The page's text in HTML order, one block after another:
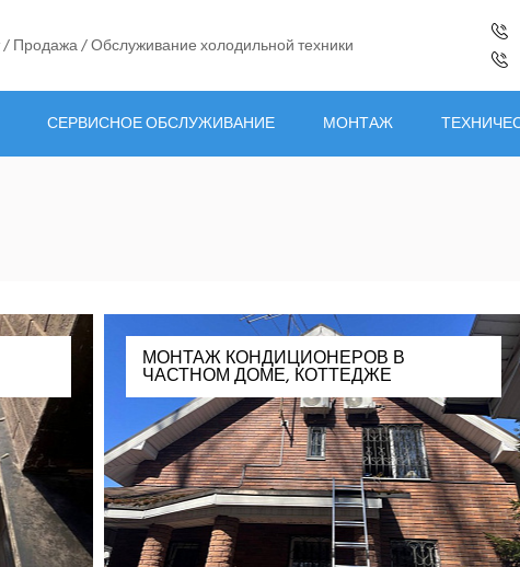
Продажа / Обслуживание холодильной техники
СЕРВИСНОЕ ОБСЛУЖИВАНИЕ МОНТАЖ
МОНТАЖ КОНДИЦИОНЕРОВ В
ЧАСТНОМ ДОМЕ, КОТТЕДЖЕ